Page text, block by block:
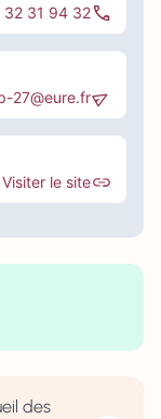
32 31 94 32
27@eure.fr
Visiter le site
×
des